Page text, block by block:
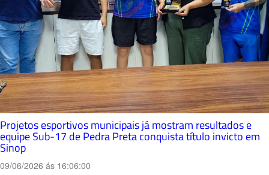
Projetos esportivos municipais já mostram resultados e
equipe Sub-17 de Pedra Preta conquista título invicto em
Sinop
09/06/2026 ás 16:06:00